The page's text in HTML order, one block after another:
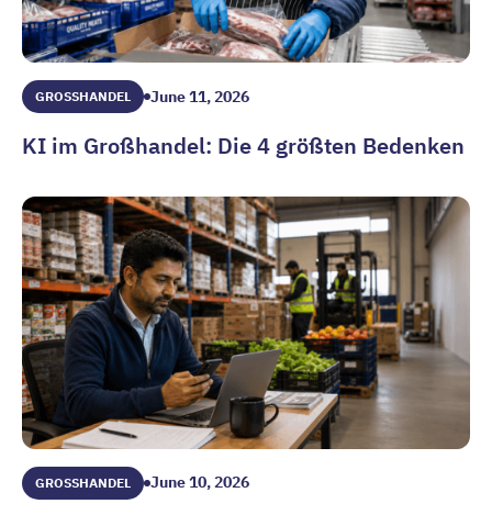
GROSSHANDEL June 11, 2026
KI im Großhandel: Die 4 größten Bedenken
GROSSHANDEL June 10, 2026